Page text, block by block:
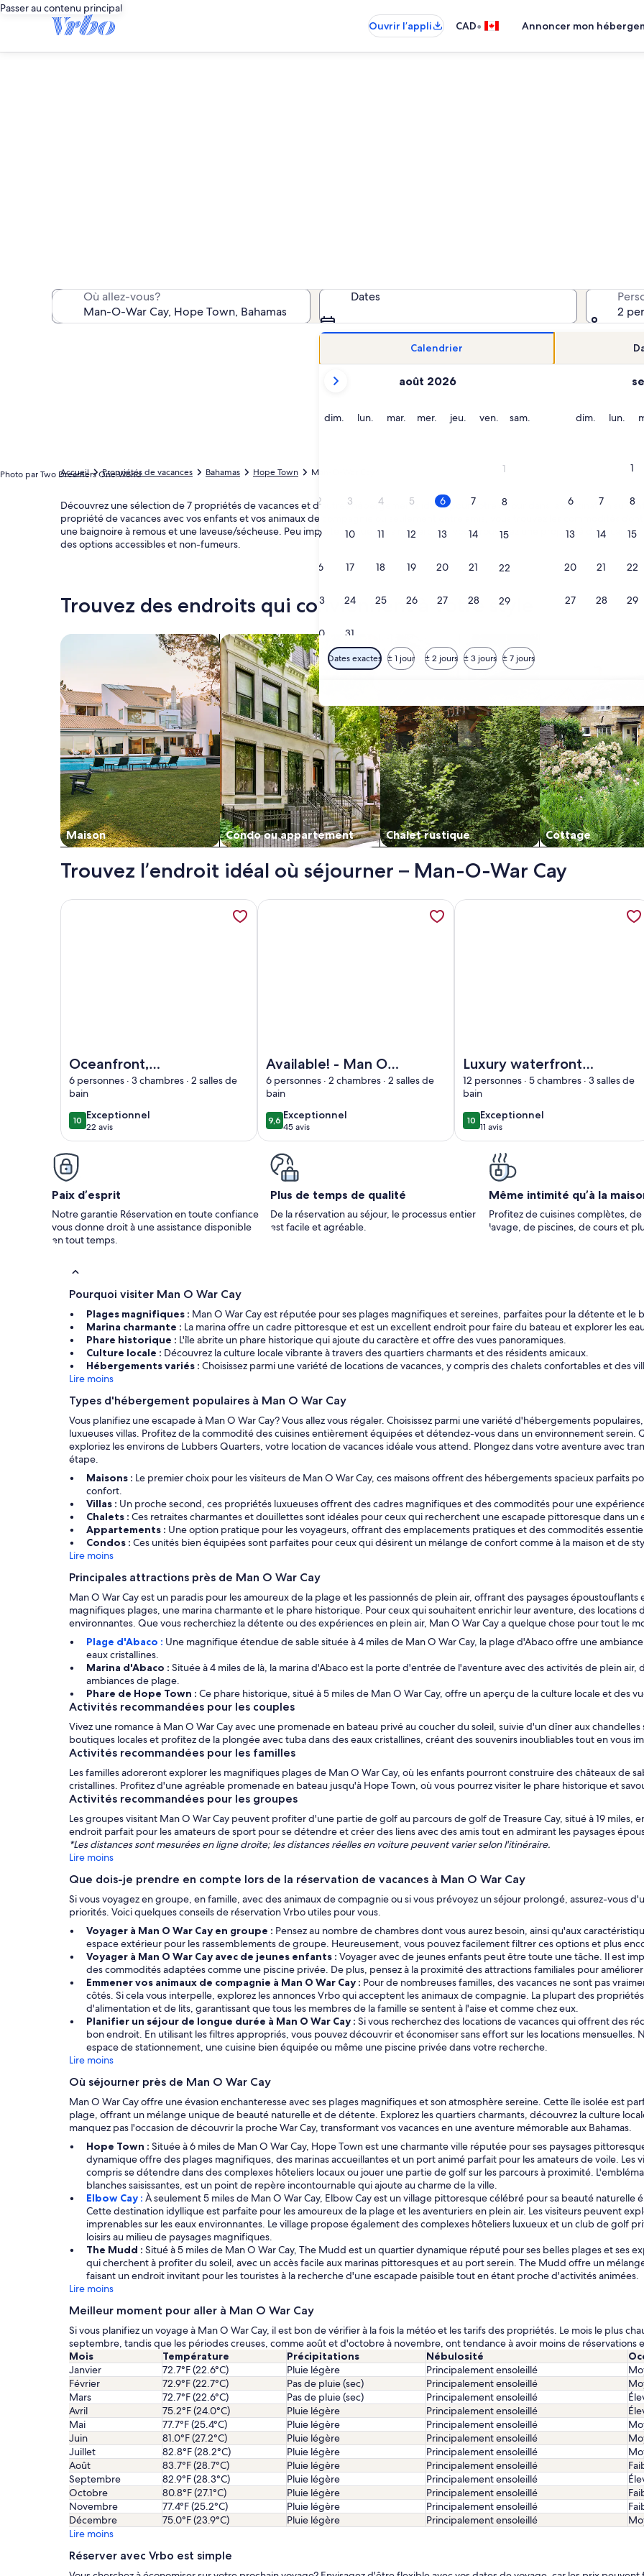
Passer au contenu principal
Ouvrir l’appli
CAD• Annoncer mon
Photo par Two Dreamers One World
Où allez-vous? Dates
Calendrier
mois
sont
août 2026
dim. dimanche
lun. lundimar. mardi
mer. mercredi
jeu. jeudiven. vendredi
sam.
1
2 3 4 5 6 7 8
9 10 11 12 13 14 15
16 17 18 19 20 21 22
23 24 25 26 27 28 29
30 31
dim. dimanche
lun.
1
6 7 8
13 14 15
20 21 22
27 28 29
Dates exactes ± 1 jour ± 2 jours ± 3 jours ± 7 jours
2
Accueil Propriétés de vacances Bahamas Hope Town Man-O-War Cay
Découvrez une sélection de 7 propriétés de vacances et d’autres hébergements idéals pour votre séjour dans la destination
propriété de vacances avec vos enfants et vos animaux de compagnie ou seulement entre amis, vous trouvez les commodités
une baignoire à remous et une laveuse/sécheuse. Peu importe ce que vous recherchez, vous trouverez une propriété de
des options accessibles et non-fumeurs.
Trouvez des endroits qui conviennent à votre style
Maison
Rechercher des maisons
Condo ou appartement
Rechercher des condos ou appartements
Chalet rustique Cottage
Trouvez l’endroit idéal où séjourner – Man-O-War Cay
Oceanfront,
Amazing Location!
On Pristine White
Sand Beach w/Coral
Reef Offshore
6 personnes · 3 chambres · 2 salles de
bain
1010 sur 10
Exceptionnel
exceptionnel
22 avis
(22 avis)
Plus de renseignements sur l’hébergement Oceanfront, Amazing Location! On Pristine White Sand Beach w/
Available! - Man O
War Cay with dock
slip
6 personnes · 2 chambres · 2 salles de
bain
9,69,6 sur 10
Exceptionnel
exceptionnel
45 avis
(45 avis)
Plus de renseignements sur l’hébergement Available! - Man O War Cay
Luxury waterfront
villa overlooking the
Sea of Abaco w/
dock and lots of
privacy
12 personnes · 5 chambres · 3 salles de
bain
1010 sur 10
Exceptionnel
exceptionnel
11 avis
(11 avis)
Plus de renseignements sur
Paix d’esprit
Notre garantie Réservation en toute confiance
vous donne droit à une assistance disponible
en tout temps.
Plus de temps de qualité
De la réservation au séjour, le processus entier
est facile et agréable.
Même intimité qu’à la
Profitez de cuisines complètes, de
lavage, de piscines, de cours et
Pourquoi visiter Man O War Cay
Plages magnifiques : Man O War Cay est réputée pour ses plages magnifiques et sereines, parfaites pour la détente et le
Marina charmante : La marina offre un cadre pittoresque et est un excellent endroit pour faire du bateau et explorer les
Phare historique : L'île abrite un phare historique qui ajoute du caractère et offre des vues panoramiques.
Culture locale : Découvrez la culture locale vibrante à travers des quartiers charmants et des résidents amicaux.
Hébergements variés : Choisissez parmi une variété de locations de vacances, y compris des chalets confortables et des
Lire moins
Types d'hébergement populaires à Man O War Cay
Vous planifiez une escapade à Man O War Cay? Vous allez vous régaler. Choisissez parmi une variété d'hébergements
luxueuses villas. Profitez de la commodité des cuisines entièrement équipées et détendez-vous dans un environnement serein.
exploriez les environs de Lubbers Quarters, votre location de vacances idéale vous attend. Plongez dans votre aventure avec
étape.
Maisons : Le premier choix pour les visiteurs de Man O War Cay, ces maisons offrent des hébergements spacieux parfaits
confort.
Villas : Un proche second, ces propriétés luxueuses offrent des cadres magnifiques et des commodités pour une
Chalets : Ces retraites charmantes et douillettes sont idéales pour ceux qui recherchent une escapade pittoresque dans
Appartements : Une option pratique pour les voyageurs, offrant des emplacements pratiques et des commodités
Condos : Ces unités bien équipées sont parfaites pour ceux qui désirent un mélange de confort comme à la maison et de
Lire moins
Principales attractions près de Man O War Cay
Man O War Cay est un paradis pour les amoureux de la plage et les passionnés de plein air, offrant des paysages
magnifiques plages, une marina charmante et le phare historique. Pour ceux qui souhaitent enrichir leur aventure, des
environnantes. Que vous recherchiez la détente ou des expériences en plein air, Man O War Cay a quelque chose pour tout le
Plage d'Abaco : Une magnifique étendue de sable située à 4 miles de Man O War Cay, la plage d'Abaco offre une
eaux cristallines.
Marina d'Abaco : Située à 4 miles de là, la marina d'Abaco est la porte d'entrée de l'aventure avec des activités de plein
ambiances de plage.
Phare de Hope Town : Ce phare historique, situé à 5 miles de Man O War Cay, offre un aperçu de la culture locale et des
Activités recommandées pour les couples
Vivez une romance à Man O War Cay avec une promenade en bateau privé au coucher du soleil, suivie d'un dîner aux
boutiques locales et profitez de la plongée avec tuba dans des eaux cristallines, créant des souvenirs inoubliables tout en vous
Activités recommandées pour les familles
Les familles adoreront explorer les magnifiques plages de Man O War Cay, où les enfants pourront construire des châteaux de
cristallines. Profitez d'une agréable promenade en bateau jusqu'à Hope Town, où vous pourrez visiter le phare historique et
Activités recommandées pour les groupes
Les groupes visitant Man O War Cay peuvent profiter d'une partie de golf au parcours de golf de Treasure Cay, situé à 19 miles,
endroit parfait pour les amateurs de sport pour se détendre et créer des liens avec des amis tout en admirant les paysages
*Les distances sont mesurées en ligne droite; les distances réelles en voiture peuvent varier selon l'itinéraire.
Lire moins
Que dois-je prendre en compte lors de la réservation de vacances à Man O War Cay
Si vous voyagez en groupe, en famille, avec des animaux de compagnie ou si vous prévoyez un séjour prolongé, assurez-vous
priorités. Voici quelques conseils de réservation Vrbo utiles pour vous.
Voyager à Man O War Cay en groupe : Pensez au nombre de chambres dont vous aurez besoin, ainsi qu'aux
espace extérieur pour les rassemblements de groupe. Heureusement, vous pouvez facilement filtrer ces options et plus
Voyager à Man O War Cay avec de jeunes enfants : Voyager avec de jeunes enfants peut être toute une tâche. Il est
des commodités adaptées comme une piscine privée. De plus, pensez à la proximité des attractions familiales pour
Emmener vos animaux de compagnie à Man O War Cay : Pour de nombreuses familles, des vacances ne sont pas
côtés. Si cela vous interpelle, explorez les annonces Vrbo qui acceptent les animaux de compagnie. La plupart des
d'alimentation et de lits, garantissant que tous les membres de la famille se sentent à l'aise et comme chez eux.
Planifier un séjour de longue durée à Man O War Cay : Si vous recherchez des locations de vacances qui offrent des
bon endroit. En utilisant les filtres appropriés, vous pouvez découvrir et économiser sans effort sur les locations
espace de stationnement, une cuisine bien équipée ou même une piscine privée dans votre recherche.
Lire moins
Où séjourner près de Man O War Cay
Man O War Cay offre une évasion enchanteresse avec ses plages magnifiques et son atmosphère sereine. Cette île isolée est
plage, offrant un mélange unique de beauté naturelle et de détente. Explorez les quartiers charmants, découvrez la culture
manquez pas l'occasion de découvrir la proche War Cay, transformant vos vacances en une aventure mémorable aux Bahamas.
Hope Town : Située à 6 miles de Man O War Cay, Hope Town est une charmante ville réputée pour ses paysages
dynamique offre des plages magnifiques, des marinas accueillantes et un port animé parfait pour les amateurs de voile.
compris se détendre dans des complexes hôteliers locaux ou jouer une partie de golf sur les parcours à proximité.
blanches saisissantes, est un point de repère incontournable qui ajoute au charme de la ville.
Elbow Cay : À seulement 5 miles de Man O War Cay, Elbow Cay est un village pittoresque célébré pour sa beauté
Cette destination idyllique est parfaite pour les amoureux de la plage et les aventuriers en plein air. Les visiteurs peuvent
imprenables sur les eaux environnantes. Le village propose également des complexes hôteliers luxueux et un club de golf
loisirs au milieu de paysages magnifiques.
The Mudd : Situé à 5 miles de Man O War Cay, The Mudd est un quartier dynamique réputé pour ses belles plages et ses
qui cherchent à profiter du soleil, avec un accès facile aux marinas pittoresques et au port serein. The Mudd offre un
faisant un endroit invitant pour les touristes à la recherche d'une escapade paisible tout en étant proche d'activités animées.
Lire moins
Meilleur moment pour aller à Man O War Cay
Si vous planifiez un voyage à Man O War Cay, il est bon de vérifier à la fois la météo et les tarifs des propriétés. Le mois le plus
septembre, tandis que les périodes creuses, comme août et d'octobre à novembre, ont tendance à avoir moins de réservations
Mois
Température Précipitations Nébulosité
Janvier
72.7°F (22.6°C) Pluie légère Principalement ensoleillé
Février
72.9°F (22.7°C) Pas de pluie (sec) Principalement ensoleillé
Mars
72.7°F (22.6°C) Pas de pluie (sec) Principalement ensoleillé
Avril
75.2°F (24.0°C) Pluie légère Principalement ensoleillé
Mai
77.7°F (25.4°C) Pluie légère Principalement ensoleillé
Juin
81.0°F (27.2°C) Pluie légère Principalement ensoleillé
Juillet
82.8°F (28.2°C) Pluie légère Principalement ensoleillé
Août
83.7°F (28.7°C) Pluie légère Principalement ensoleillé
Septembre
82.9°F (28.3°C) Pluie légère Principalement ensoleillé
Octobre
80.8°F (27.1°C) Pluie légère Principalement ensoleillé
Novembre
77.4°F (25.2°C) Pluie légère Principalement ensoleillé
Décembre
75.0°F (23.9°C) Pluie légère Principalement ensoleillé
Lire moins
Réserver avec Vrbo est simple